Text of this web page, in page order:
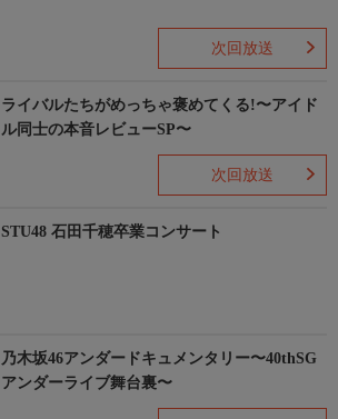
次回放送
ライバルたちがめっちゃ褒めてくる!〜アイド
ル同士の本音レビューSP〜
次回放送
STU48 石田千穂卒業コンサート
乃木坂46アンダードキュメンタリー〜40thSG
アンダーライブ舞台裏〜